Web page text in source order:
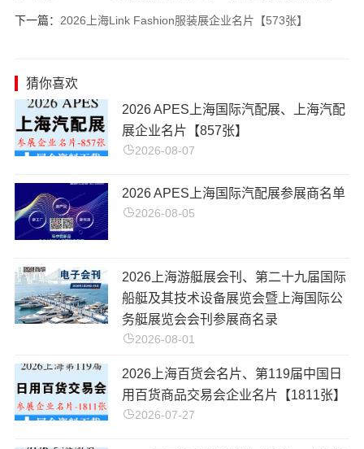
下一篇： 2026上海Link Fashion服装展企业名片【573张】
猜你喜欢
2026 APES上海国际汽配展、上海汽配
展企业名片【857张】
2026-08-07
2026 APES上海国际汽配展参展商名单
2026-08-05
2026上海游艇展会刊、第二十九届国际
船艇及其技术设备展览会暨上海国际公
务艇展览会会刊参展商名录
2026-08-01
2026上海百货会名片、第119届中国日
用百货商品交易会企业名片【1811张】
2026-07-27